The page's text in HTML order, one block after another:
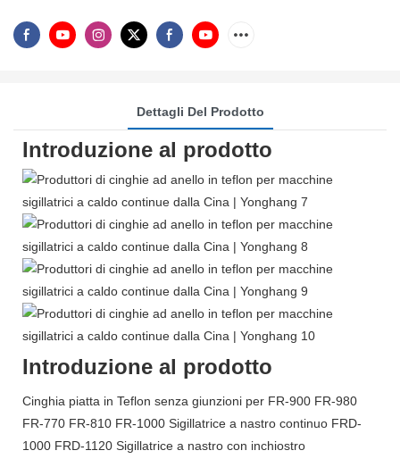
Dettagli Del Prodotto
Introduzione al prodotto
Introduzione al prodotto
Cinghia piatta in Teflon senza giunzioni per FR-900 FR-980
FR-770 FR-810 FR-1000 Sigillatrice a nastro continuo FRD-
1000 FRD-1120 Sigillatrice a nastro con inchiostro